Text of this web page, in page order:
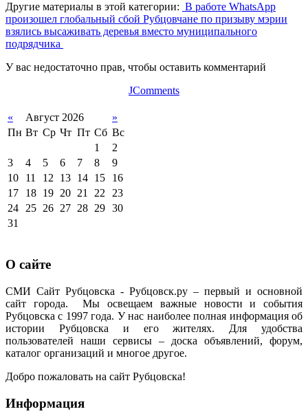
Другие материалы в этой категории: В работе WhatsApp
произошел глобальный сбой Рубцовчане по призыву мэрии
взялись высаживать деревья вместо муниципального
подрядчика
У вас недостаточно прав, чтобы оставить комментарий
JComments
« Август 2026
»
Пн Вт Ср Чт Пт Сб Вс
1
2
3
4 5 6 7 8
9
10
11 12 13 14 15
16
17
18 19 20 21 22
23
24
25 26 27 28 29 30
31
О сайте
СМИ Сайт Рубцовска - Рубцовск.ру – первый и основной
сайт города. Мы освещаем важные новости и события
Рубцовска с 1997 года. У нас наиболее полная информация об
истории Рубцовска и его жителях. Для удобства
пользователей наши сервисы – доска объявлений, форум,
каталог организаций и многое другое.
Добро пожаловать на сайт Рубцовска!
Информация